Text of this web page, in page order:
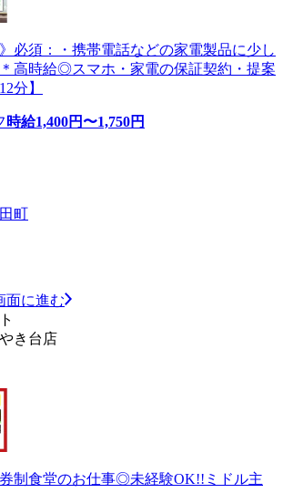
》必須：・携帯電話などの家電製品に少し
高時給◎スマホ・家電の保証契約・提案
分】
時給1,400円〜1,750円
町
面に進む
き台店
券制食堂のお仕事◎未経験OK!!ミドル主